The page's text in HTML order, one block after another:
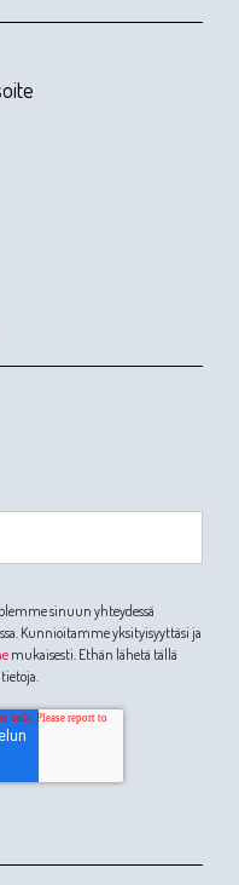
sinuun yhteydessä
Kunnioitamme yksityisyyttäsi ja
mukaisesti. Ethän lähetä tällä